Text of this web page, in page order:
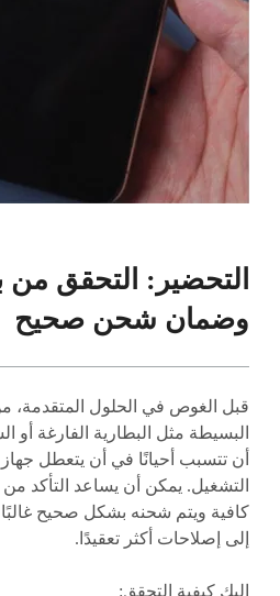
التحضير: التحقق من
وضمان شحن صحيح
قبل الغوص في الحلول المتقدمة،
البسيطة مثل البطارية الفارغة
التشغيل. يمكن أن يساعد التأكد
كافية ويتم شحنه بشكل صحيح
إلى إصلاحات أكثر تعقيدًا.
إليك كيفية التحقق: